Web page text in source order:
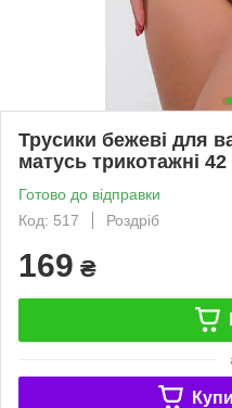
Трусики бежеві для
матусь трикотажні 42
Готово до відправки
Код: 517
Роздріб
169 ₴